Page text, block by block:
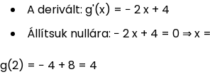
A derivált: g'(x) = − 2 x + 4
Állítsuk nullára: − 2 x + 4 = 0 ⇒ x
g(2) = − 4 + 8 = 4